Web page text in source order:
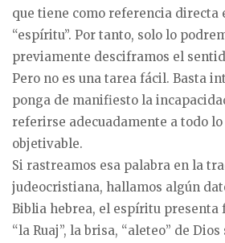
que tiene como referencia directa
“espíritu”. Por tanto, solo lo
previamente desciframos el
Pero no es una tarea fácil. Basta
ponga de manifiesto la
referirse adecuadamente a todo lo
objetivable.
Si rastreamos esa palabra en la
judeocristiana, hallamos algún
Biblia hebrea, el espíritu presenta
“la Ruaj”, la brisa, “aleteo” de